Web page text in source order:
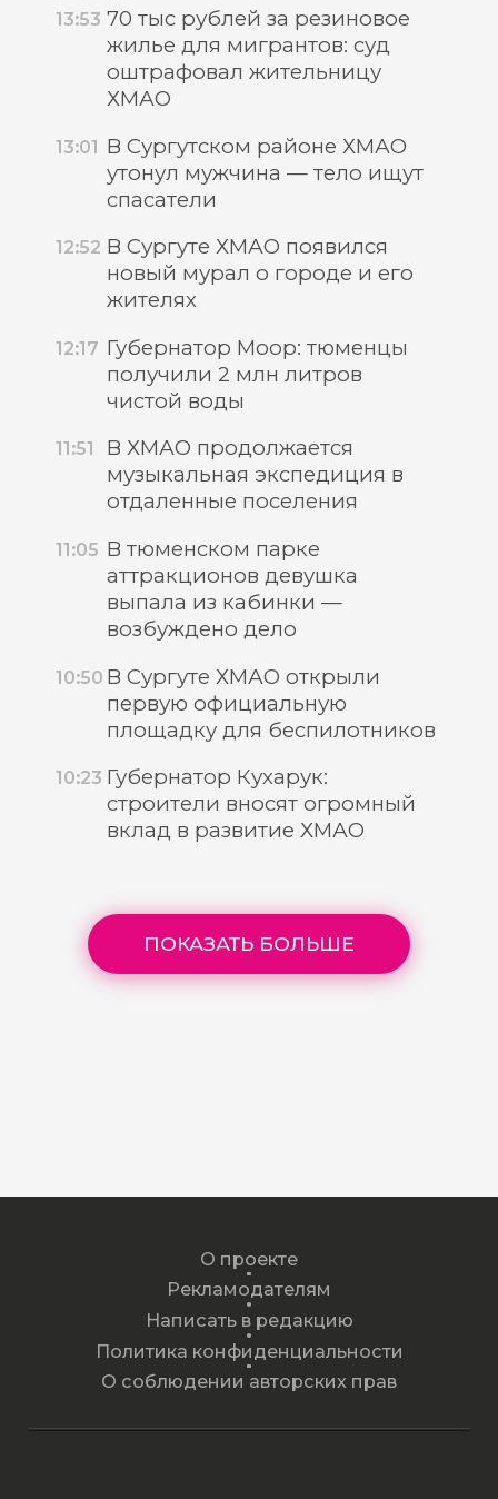
13:53 70 тыс рублей за резиновое
жилье для мигрантов: суд
оштрафовал жительницу
ХМАО
13:01 В Сургутском районе ХМАО
утонул мужчина — тело ищут
спасатели
12:52 В Сургуте ХМАО появился
новый мурал о городе и его
жителях
12:17 Губернатор Моор: тюменцы
получили 2 млн литров
чистой воды
11:51
В ХМАО продолжается
музыкальная экспедиция в
отдаленные поселения
11:05 В тюменском парке
аттракционов девушка
выпала из кабинки —
возбуждено дело
10:50 В Сургуте ХМАО открыли
первую официальную
площадку для беспилотников
10:23 Губернатор Кухарук:
строители вносят огромный
вклад в развитие ХМАО
ПОКАЗАТЬ БОЛЬШЕ
О проекте
Рекламодателям
Написать в редакцию
Политика конфиденциальности
О соблюдении авторских прав